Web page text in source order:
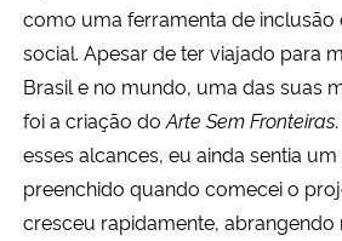
como uma ferramenta de inclusão
social. Apesar de ter viajado para
Brasil e no mundo, uma das suas
foi a criação do Arte Sem Fronteiras
esses alcances, eu ainda sentia
preenchido quando comecei o
cresceu rapidamente, abrangendo